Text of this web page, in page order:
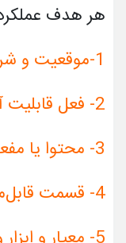
هر هدف
1- موقعیت و
2- فعل قابلیت آموخته شده
3- محتوا یا مفعول عملکرد
4- قسمت قابل‌مشاهده (رفتار، فعل رفتاری)